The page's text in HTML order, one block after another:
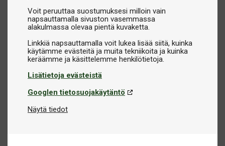
Voit peruuttaa suostumuksesi milloin vain
napsauttamalla sivuston vasemmassa
alakulmassa olevaa pientä kuvaketta.
Linkkiä napsauttamalla voit lukea lisää siitä, kuinka
käytämme evästeitä ja muita tekniikoita ja kuinka
Lisätietoja evästeistä
Googlen tietosuojakäytäntö
Näytä tiedot